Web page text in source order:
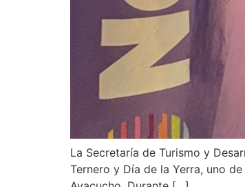
La Secretaría de Turismo y
Ternero y Día de la Yerra, uno